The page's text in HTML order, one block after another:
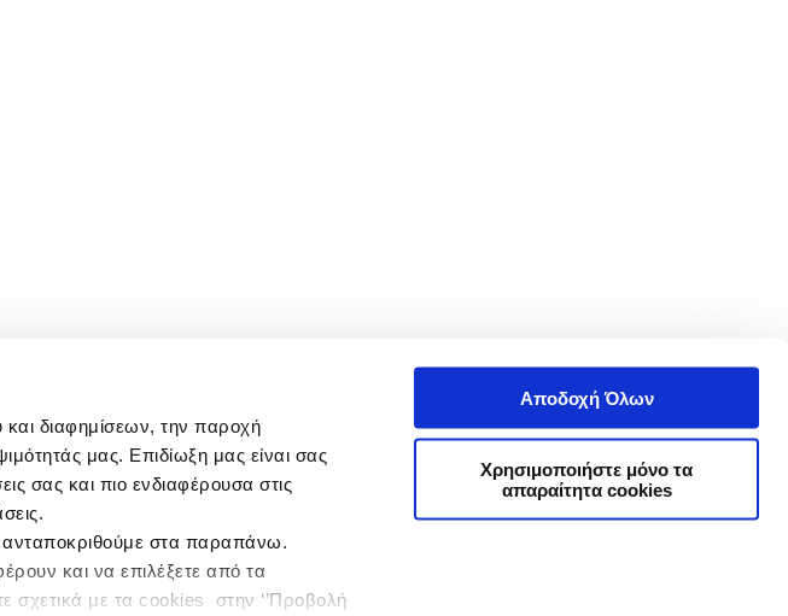
και διαφημίσεων, την παροχή
μας. Επιδίωξη μας είναι σας
σας και πιο ενδιαφέρουσα στις
ανταποκριθούμε στα παραπάνω.
και να επιλέξετε από τα
σχετικά με τα cookies στην ‘’Προβολή
Αποδοχή Όλων
Χρησιμοποιήστε μόνο τα
απαραίτητα cookies